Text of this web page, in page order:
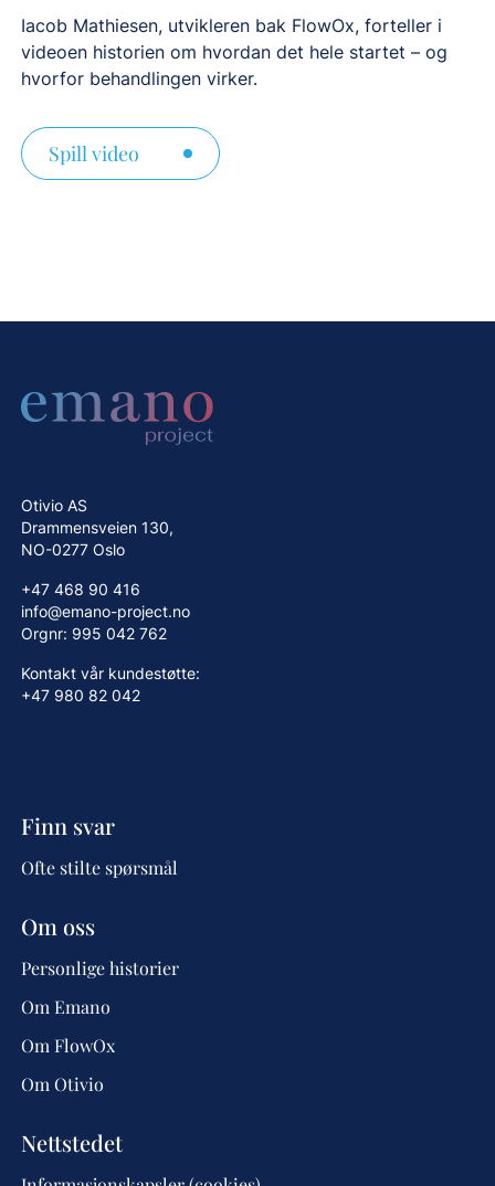
Iacob Mathiesen, utvikleren bak FlowOx, forteller i
videoen historien om hvordan det hele startet – og
hvorfor behandlingen virker.
Spill video
Otivio AS
Drammensveien 130,
NO-0277 Oslo
+47 468 90 416
info@emano-project.no
Orgnr: 995 042 762
Kontakt vår kundestøtte:
+47 980 82 042
Finn svar
Ofte stilte spørsmål
Om oss
Personlige historier
Om Emano
Om FlowOx
Om Otivio
Nettstedet